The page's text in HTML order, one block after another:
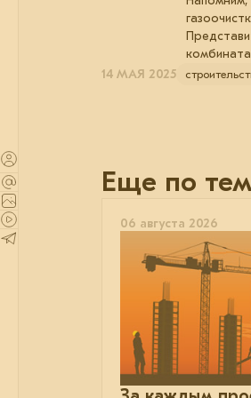
14 МАЯ 2025
Еще по
06 августа 2026